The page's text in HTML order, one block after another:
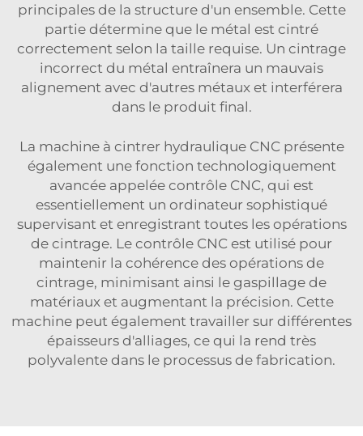
principales de la structure d'un ensemble. Cette
partie détermine que le métal est cintré
correctement selon la taille requise. Un cintrage
incorrect du métal entraînera un mauvais
alignement avec d'autres métaux et interférera
dans le produit final.
La machine à cintrer hydraulique CNC présente
également une fonction technologiquement
avancée appelée contrôle CNC, qui est
essentiellement un ordinateur sophistiqué
supervisant et enregistrant toutes les opérations
de cintrage. Le contrôle CNC est utilisé pour
maintenir la cohérence des opérations de
cintrage, minimisant ainsi le gaspillage de
matériaux et augmentant la précision. Cette
machine peut également travailler sur différentes
épaisseurs d'alliages, ce qui la rend très
polyvalente dans le processus de fabrication.